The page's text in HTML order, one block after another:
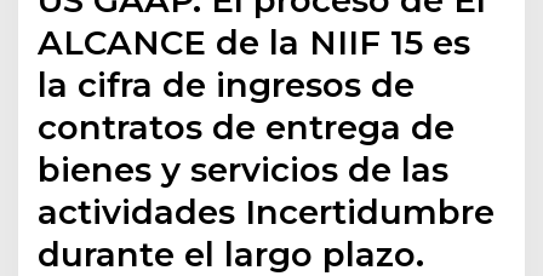
ALCANCE de la NIIF 15 es
la cifra de ingresos de
contratos de entrega de
bienes y servicios de las
actividades Incertidumbre
durante el largo plazo.